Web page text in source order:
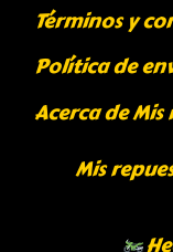
Términos y
Política de
Acerca de
Mis